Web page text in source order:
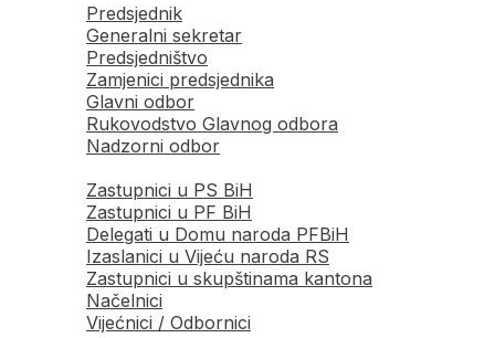
Predsjednik
Generalni sekretar
Predsjedništvo
Zamjenici predsjednika
Glavni odbor
Rukovodstvo Glavnog odbora
Nadzorni odbor
Zastupnici u PS BiH
Zastupnici u PF BiH
Delegati u Domu naroda PFBiH
Izaslanici u Vijeću naroda RS
Zastupnici u skupštinama kantona
Načelnici
Vijećnici / Odbornici